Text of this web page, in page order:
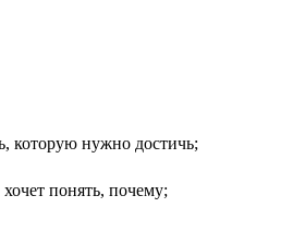
которую нужно достичь;
понять, почему;